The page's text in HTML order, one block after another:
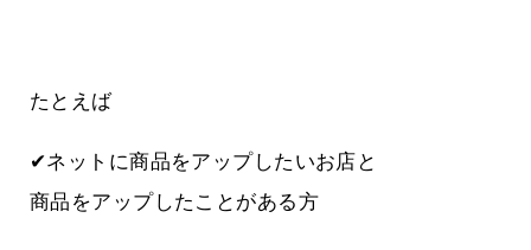
たとえば
✔ネットに商品をアップしたいお店と
商品をアップしたことがある方